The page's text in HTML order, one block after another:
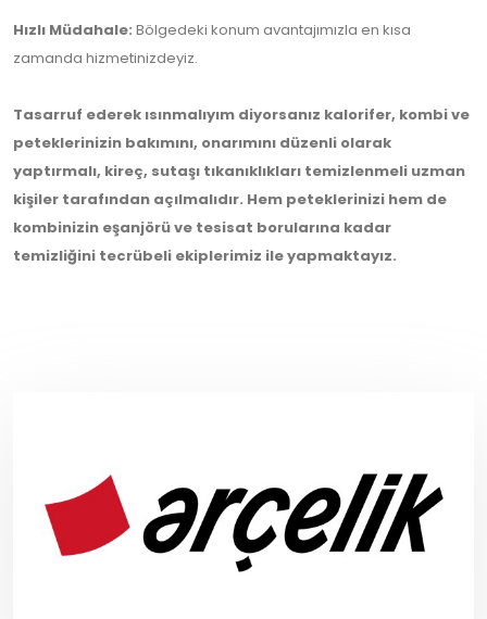
Hızlı Müdahale: Bölgedeki konum avantajımızla en kısa
zamanda hizmetinizdeyiz.
Tasarruf ederek ısınmalıyım diyorsanız kalorifer, kombi ve
peteklerinizin bakımını, onarımını düzenli olarak
yaptırmalı, kireç, sutaşı tıkanıklıkları temizlenmeli uzman
kişiler tarafından açılmalıdır. Hem peteklerinizi hem de
kombinizin eşanjörü ve tesisat borularına kadar
temizliğini tecrübeli ekiplerimiz ile yapmaktayız.